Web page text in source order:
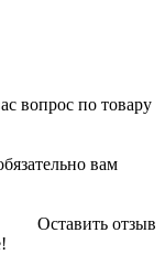
вопрос по товару
вам
Оставить отзыв